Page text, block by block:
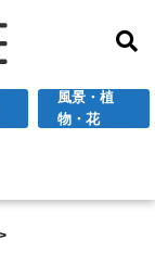
風景・植
物・花